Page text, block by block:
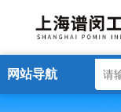
网站导航